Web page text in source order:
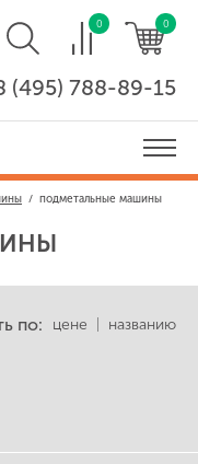
0 0
(495) 788-89-15
/ подметальные машины
по: цене названию